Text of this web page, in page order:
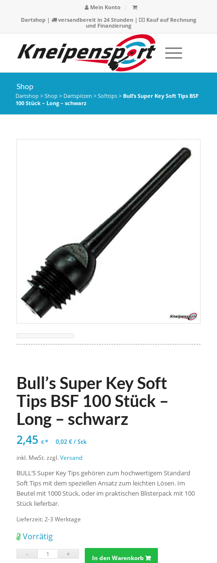
Mein Konto
Dartshop| versandbereit in 24 Stunden |
Kauf auf Rechnung
und Finanzierung
Shop
Dartshop > Shop > Dartspitzen > Softtips> Bull’s Super Key Soft Tips BSF
100 Stück – Long – schwarz
Bull’s Super Key Soft
Tips BSF 100 Stück –
Long – schwarz
2,45 €* 0,02€/Stk
inkl. MwSt. zzgl. Versand
BULL’S Super Key Tips gehören zum hochwertigem Standard
Soft Tips mit dem speziellen Ansatz zum leichten Lösen. Im
Beutel mit 1000 Stück, oder im praktischen Blisterpack mit 100
Stück lieferbar.
Lieferzeit: 2-3 Werktage
Vorrätig
In den Warenkorb